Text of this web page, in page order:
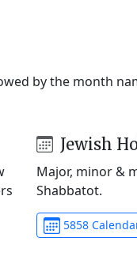
by the month
Jewish
Major, minor &
Shabbatot.
5858